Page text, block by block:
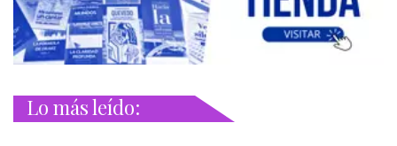
Lo más leído: